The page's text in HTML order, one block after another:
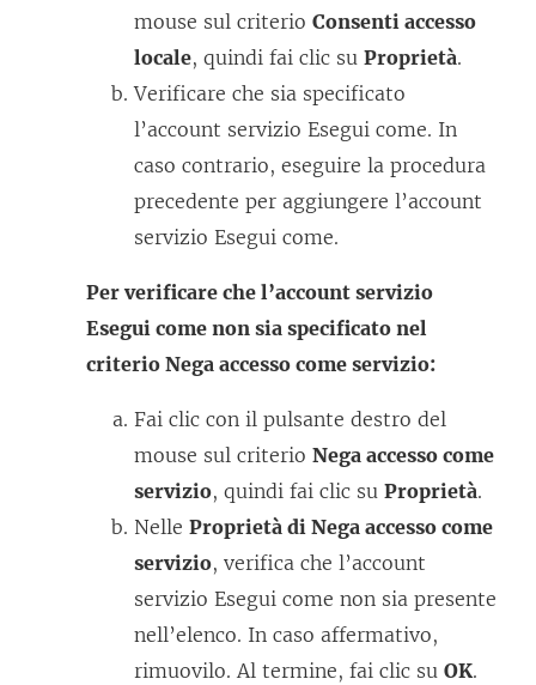
mouse sul criterio Consenti accesso
locale, quindi fai clic su Proprietà.
Verificare che sia specificato
l’account servizio Esegui come. In
caso contrario, eseguire la procedura
precedente per aggiungere l’account
servizio Esegui come.
Per verificare che l’account servizio
Esegui come non sia specificato nel
criterio Nega accesso come servizio:
Fai clic con il pulsante destro del
mouse sul criterio Nega accesso come
servizio, quindi fai clic su Proprietà.
Nelle Proprietà di Nega accesso come
servizio, verifica che l’account
servizio Esegui come non sia presente
nell’elenco. In caso affermativo,
rimuovilo. Al termine, fai clic su OK.